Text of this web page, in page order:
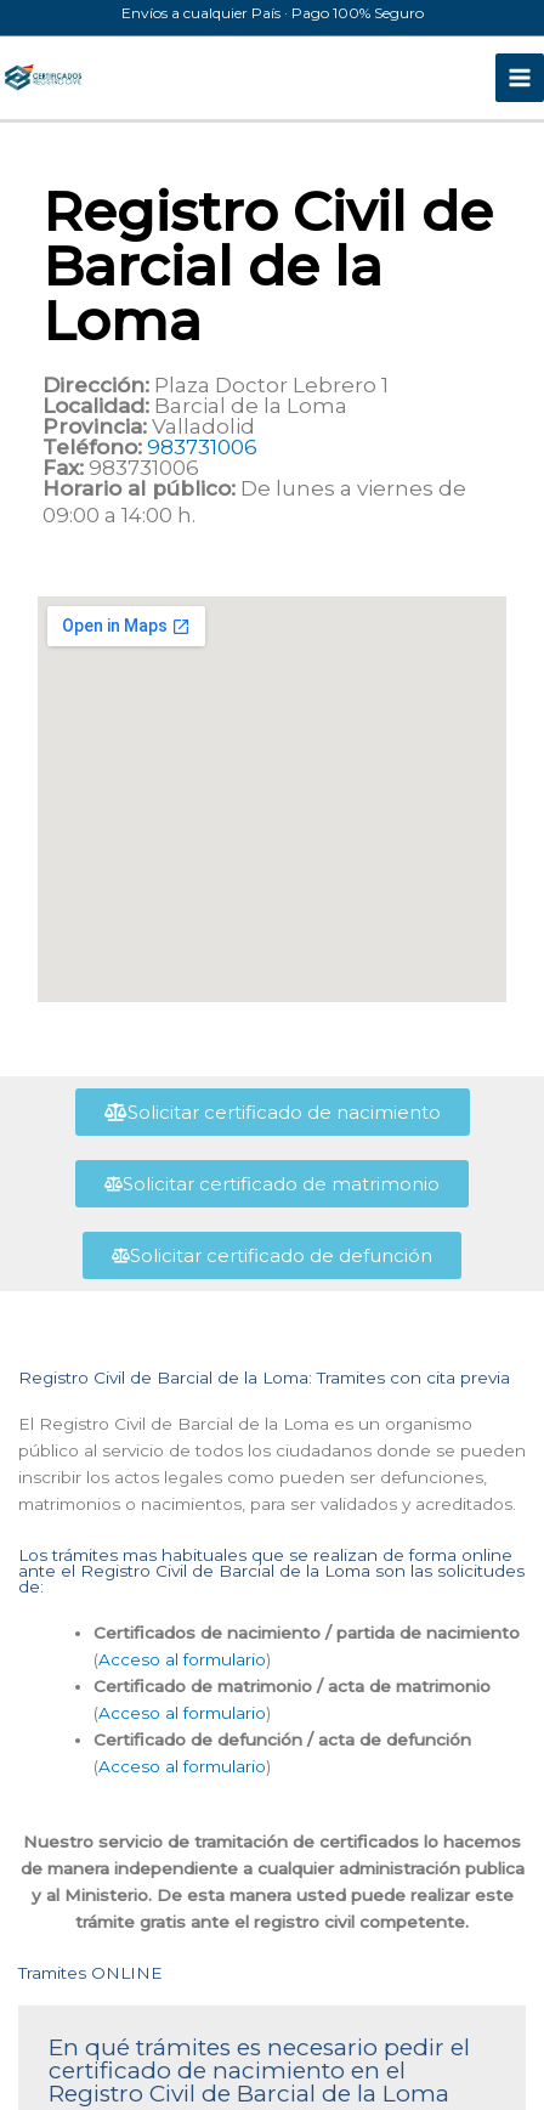
al
contenido
Envíos a cualquier País · Pago 100% Seguro
Registro Civil de
Barcial de la
Loma
Dirección: Plaza Doctor Lebrero 1
Localidad: Barcial de la Loma
Provincia: Valladolid
Teléfono: 983731006
Fax: 983731006
Horario al público: De lunes a viernes de
09:00 a 14:00 h.
Solicitar certificado de nacimiento
Solicitar certificado de matrimonio
Solicitar certificado de defunción
Registro Civil de Barcial de la Loma: Tramites con cita previa
El Registro Civil de Barcial de la Loma es un organismo
público al servicio de todos los ciudadanos donde se pueden
inscribir los actos legales como pueden ser defunciones,
matrimonios o nacimientos, para ser validados y acreditados.
Los trámites mas habituales que se realizan de forma online
ante el Registro Civil de Barcial de la Loma son las solicitudes
de:
Certificados de nacimiento / partida de nacimiento
(Acceso al formulario)
Certificado de matrimonio / acta de matrimonio
(Acceso al formulario)
Certificado de defunción / acta de defunción
(Acceso al formulario)
Nuestro servicio de tramitación de certificados lo hacemos
de manera independiente a cualquier administración publica
y al Ministerio. De esta manera usted puede realizar este
trámite gratis ante el registro civil competente.
Tramites ONLINE
En qué trámites es necesario pedir el
certificado de nacimiento en el
Registro Civil de Barcial de la Loma